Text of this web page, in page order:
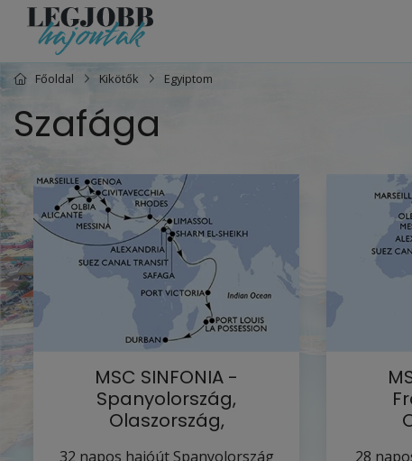
Főoldal Kikötők Egyiptom
Szafága
MSC SINFONIA -
Spanyolország,
Olaszország,
32 napos hajóút Spanyolország
28